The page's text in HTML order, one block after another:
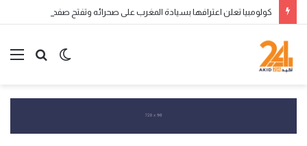
بحث
الوضع